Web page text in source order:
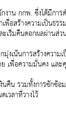
าน กกพ. ซึ่งได้มีกา
อสร้างความเป็นธ
เริ่มคืนดอกผลผ่าน
เน้นการสร้างควา
เพื่อความมั่นคง แล
น รวมทั้งการซักซ้
วลาที่วางไว้